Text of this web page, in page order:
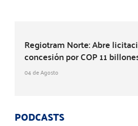
Regiotram Norte: Abre
concesión por COP 11
04 de Agosto
PODCASTS